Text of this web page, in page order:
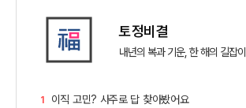
토정비결
내년의 복과 기운, 한 해의 길잡이
1 이직 고민? 사주로 답 찾아봤어요